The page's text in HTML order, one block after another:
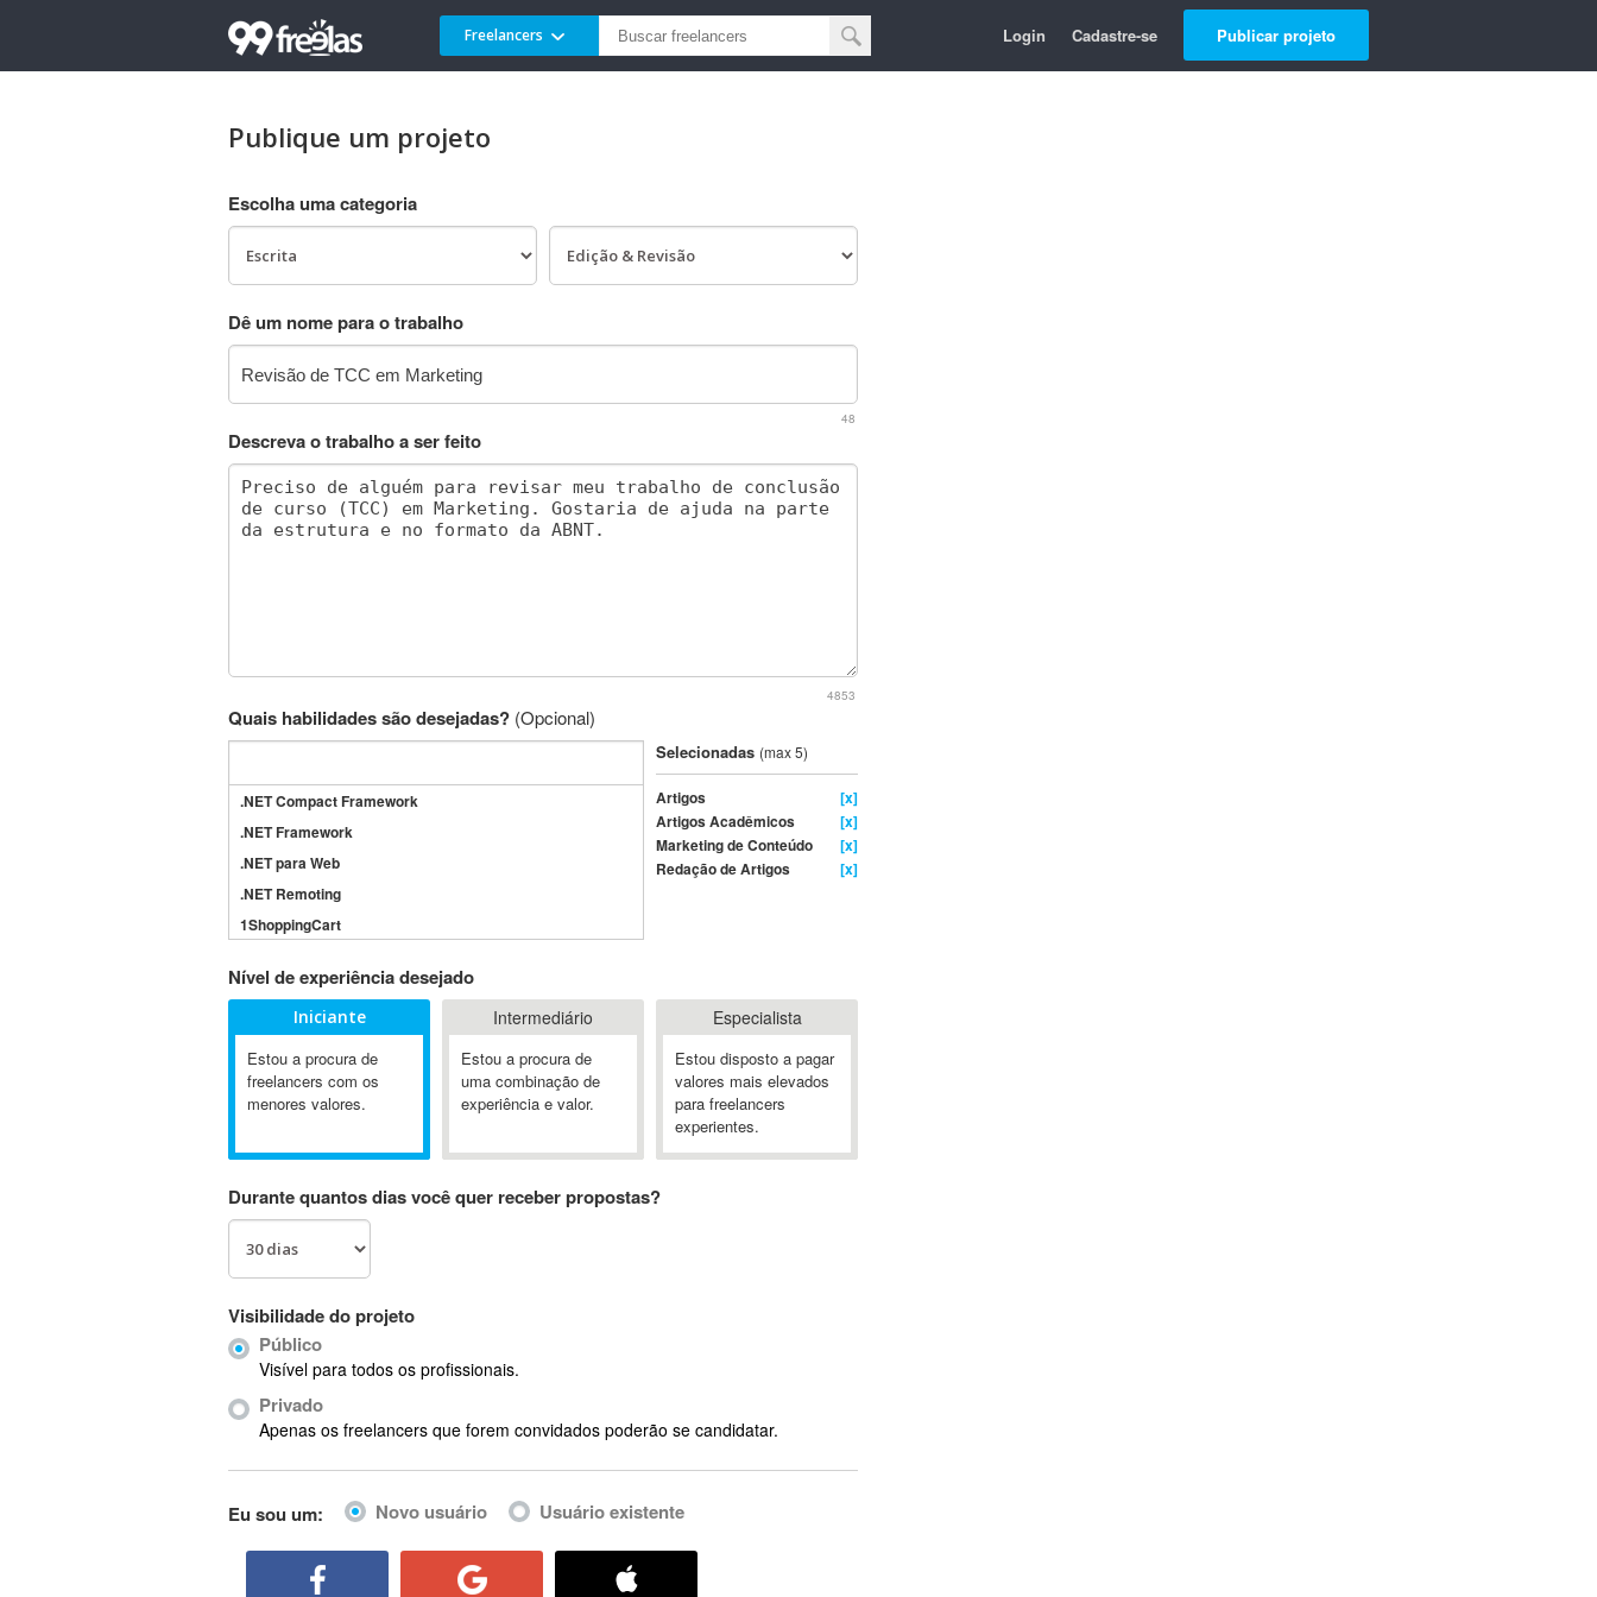
Freelancers Login Cadastre-se Publicar projeto
Publique um projeto
Escolha uma categoria
Dê um nome para o trabalho
48
Descreva o trabalho a ser feito
4853
Quais habilidades são desejadas? (Opcional)
.NET Compact Framework
.NET Framework
.NET para Web
.NET Remoting
1ShoppingCart
3GSM
4D Dimension
802.11
A&P
A-GPS
Ab Initio
ABIS
AbleCommerce
Ableton Live
Abstract Window Toolkit (AWT)
Selecionadas (max 5)
Artigos
[x]
Artigos Acadêmicos
[x]
Marketing de Conteúdo
[x]
Redação de Artigos
[x]
Nível de experiência desejado
Iniciante
Estou a procura de
freelancers com os
menores valores.
Intermediário
Estou a procura de
uma combinação de
experiência e valor.
Especialista
Estou disposto a pagar
valores mais elevados
para freelancers
experientes.
Durante quantos dias você quer receber propostas?
Visibilidade do projeto
Público
Visível para todos os profissionais.
Privado
Apenas os freelancers que forem convidados poderão se candidatar.
Eu sou um: Novo usuário Usuário existente